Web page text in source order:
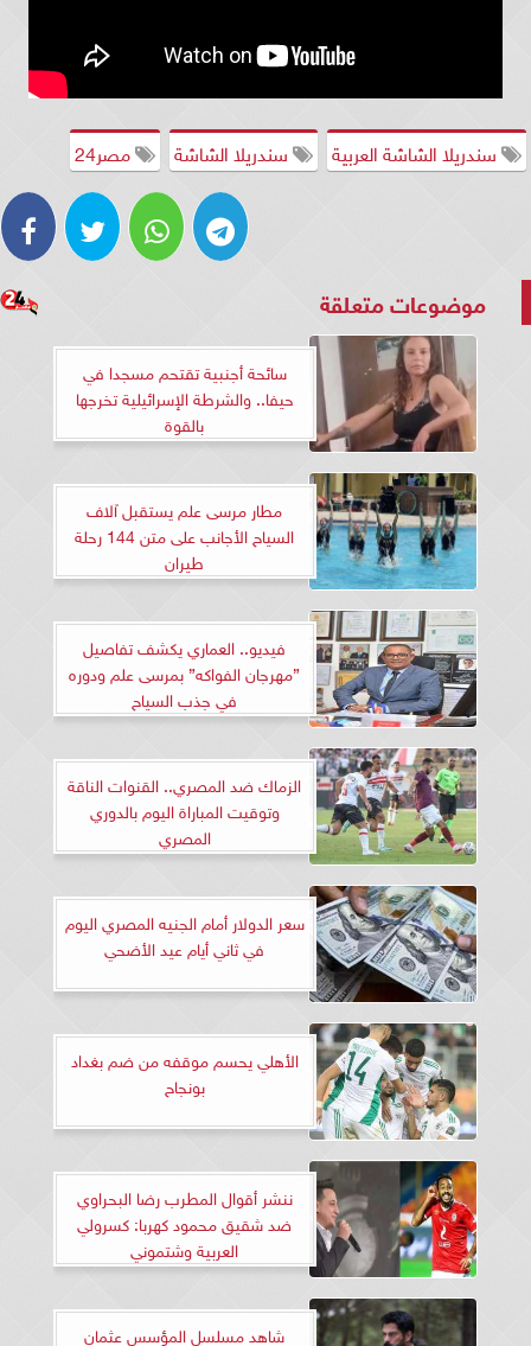
سندريلا الشاشة العربية سندريلا الشاشة مصر24
موضوعات متعلقة
سائحة أجنبية تقتحم مسجدا في
حيفا.. والشرطة الإسرائيلية تخرجها
بالقوة
مطار مرسى علم يستقبل آلاف
السياح الأجانب على متن 144 رحلة
طيران
فيديو.. العماري يكشف تفاصيل
”مهرجان الفواكه” بمرسى علم ودوره
في جذب السياح
الزماك ضد المصري.. القنوات الناقة
وتوقيت المباراة اليوم بالدوري
المصري
سعر الدولار أمام الجنيه المصري اليوم
في ثاني أيام عيد الأضحي
الأهلي يحسم موقفه من ضم بغداد
بونجاح
ننشر أقوال المطرب رضا البحراوي
ضد شقيق محمود كهربا: كسرولي
العربية وشتموني
شاهد مسلسل المؤسس عثمان